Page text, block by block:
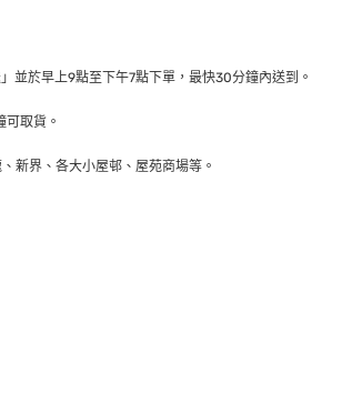
並於早上9點至下午7點下單，最快30分鐘內送到​。
取貨。
新界、各大小屋邨、屋苑商場等。